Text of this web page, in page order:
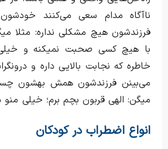
ناآگاه مدام سعی می‌کنند
فرزندشون هیچ مشکلی نداره: مثلا
با هیچ کسی صحبت نمیکنه و خیلی
خاطره که نجابت بالایی داره و
می‌بینن فرزندشون همش بهشون
میگن: الهی قربون بچم برم؛ خیلی
انواع اضطراب در کودکان